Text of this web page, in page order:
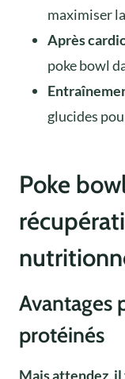
maximiser
Après
poke bowl
glucides
Poke
Avantages
protéinés
Mais attendez, il